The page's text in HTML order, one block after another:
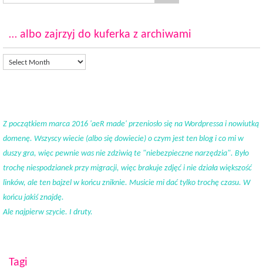
… albo zajrzyj do kuferka z archiwami
Z początkiem marca 2016 'aeR made' przeniosło się na Wordpressa i nowiutką
domenę. Wszyscy wiecie (albo się dowiecie) o czym jest ten blog i co mi w
duszy gra, więc pewnie was nie zdziwią te "niebezpieczne narzędzia". Było
trochę niespodzianek przy migracji, więc brakuje zdjęć i nie działa większość
linków, ale ten bajzel w końcu zniknie. Musicie mi dać tylko trochę czasu. W
końcu jakiś znajdę.
Ale najpierw szycie. I druty.
Tagi